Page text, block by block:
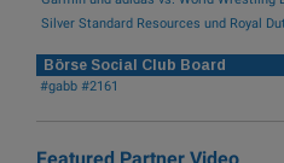
Silver Standard Resources und Royal
Börse Social Club Board
#gabb #2161